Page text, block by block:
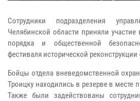
Сотрудники подразделения
Челябинской области приняли
порядка и общественной
фестиваля исторической
Бойцы отдела вневедомственной
Троицку находились в резерве в месте
Также были задействованы